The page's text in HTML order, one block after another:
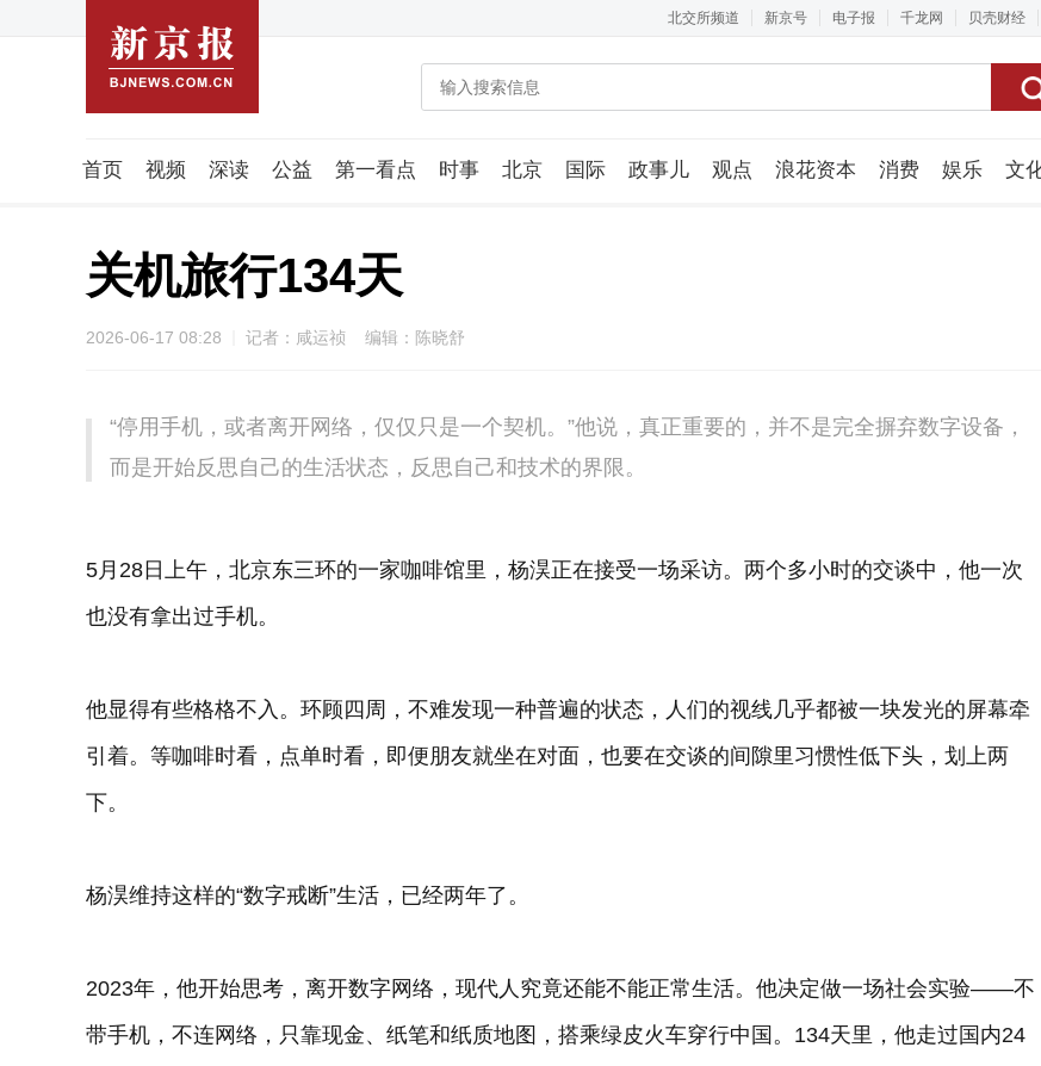
北交所频道 新京号 电子报 千龙网 贝壳财经
首页 视频 深读 公益 第一看点 时事 北京 国际 政事儿 观点 浪花资本 消费 娱乐 文
关机旅行134天
2026-06-17 08:28 记者：咸运祯 编辑：陈晓舒
“停用手机，或者离开网络，仅仅只是一个契机。”他说，真正重要的，并不是完全摒弃数字设备，
而是开始反思自己的生活状态，反思自己和技术的界限。
5月28日上午，北京东三环的一家咖啡馆里，杨淏正在接受一场采访。两个多小时的交谈中，他一次
也没有拿出过手机。
他显得有些格格不入。环顾四周，不难发现一种普遍的状态，人们的视线几乎都被一块发光的屏幕牵
引着。等咖啡时看，点单时看，即便朋友就坐在对面，也要在交谈的间隙里习惯性低下头，划上两
下。
杨淏维持这样的“数字戒断”生活，已经两年了。
2023年，他开始思考，离开数字网络，现代人究竟还能不能正常生活。他决定做一场社会实验——不
带手机，不连网络，只靠现金、纸笔和纸质地图，搭乘绿皮火车穿行中国。134天里，他走过国内24